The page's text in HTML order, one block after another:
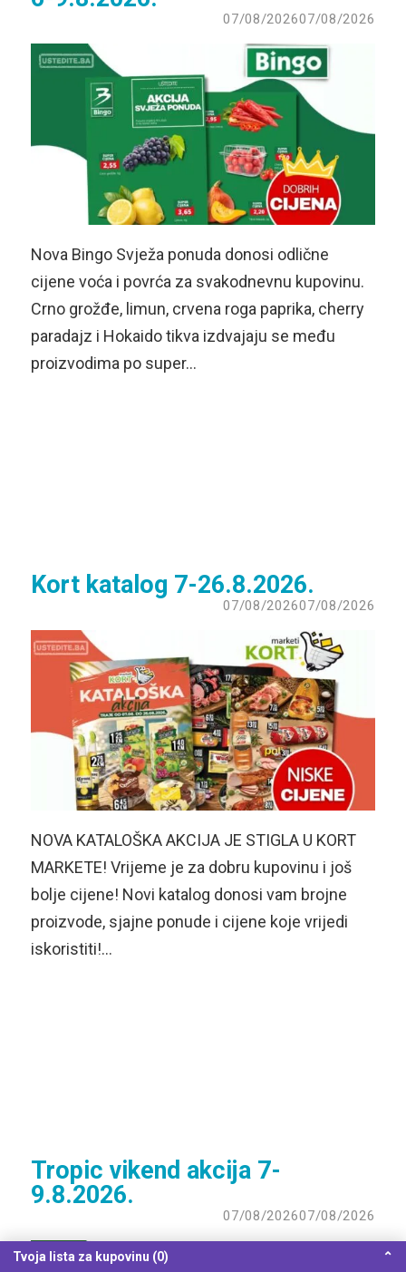
07/08/202607/08/2026
Nova Bingo Svježa ponuda donosi odlične
cijene voća i povrća za svakodnevnu kupovinu.
Crno grožđe, limun, crvena roga paprika, cherry
paradajz i Hokaido tikva izdvajaju se među
proizvodima po super…
Kort katalog 7-26.8.2026.
07/08/202607/08/2026
NOVA KATALOŠKA AKCIJA JE STIGLA U KORT
MARKETE! Vrijeme je za dobru kupovinu i još
bolje cijene! Novi katalog donosi vam brojne
proizvode, sjajne ponude i cijene koje vrijedi
iskoristiti!…
Tropic vikend akcija 7-
9.8.2026.
07/08/202607/08/2026
Tvoja lista za kupovinu (0) ⌃